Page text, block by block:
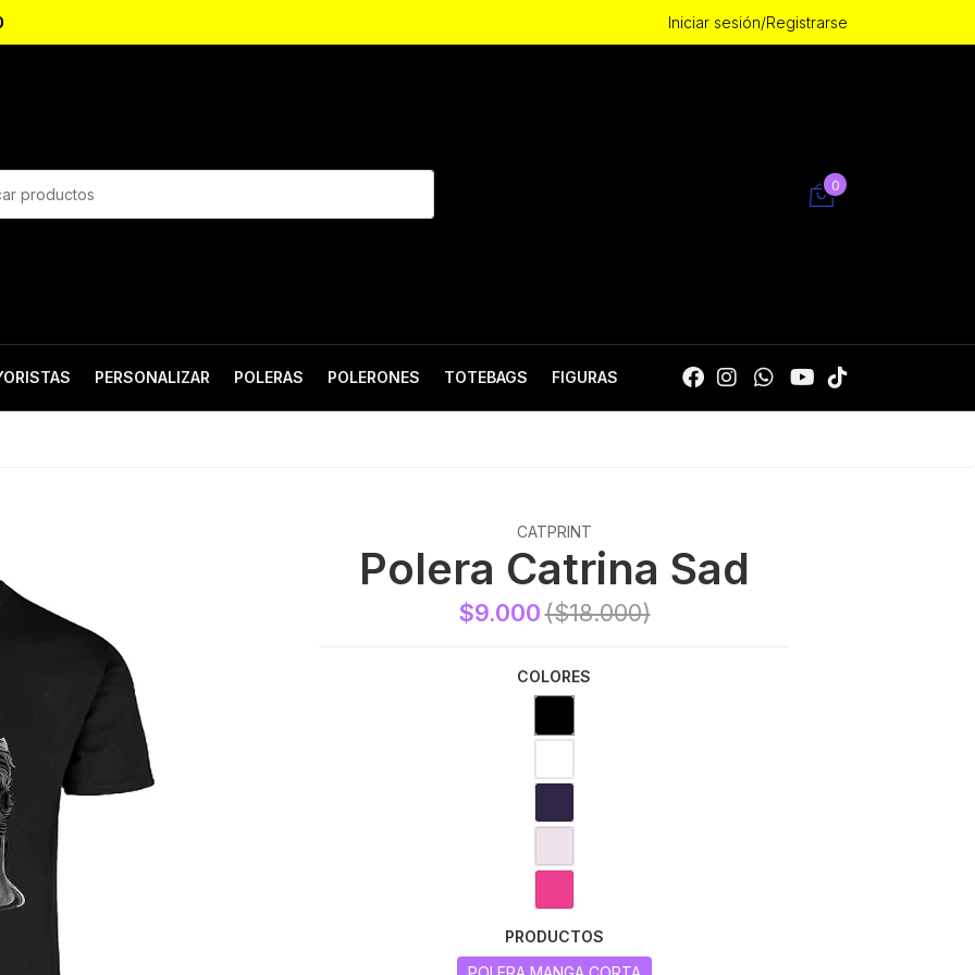
Iniciar sesión/Registrarse
0
PERSONALIZAR POLERAS POLERONES TOTEBAGS FIGURAS
CATPRINT
Polera Catrina Sad
$9.000($18.000)
COLORES
PRODUCTOS